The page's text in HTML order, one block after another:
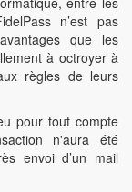
n’est pas
que les
à octroyer à
règles de leurs
pour tout compte
n'aura été
envoi d’un mail